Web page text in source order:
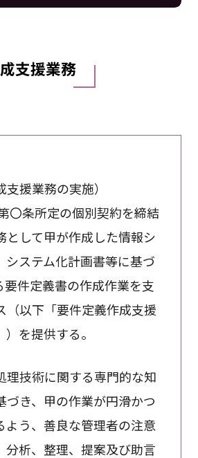
支援業務
支援業務の実施）
〇条所定の個別契約を締結
として甲が作成した情報シ
システム化計画書等に基づ
要件定義書の作成作業を支
（以下「要件定義作成支援
を提供する。
理技術に関する専門的な知
づき、甲の作業が円滑かつ
よう、善良な管理者の注意
分析、整理、提案及び助言